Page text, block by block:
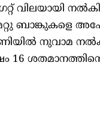
വിലയായി
മറ്റു ബാങ്കുകളെ
നുവാമ
16